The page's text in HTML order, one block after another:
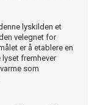
lyskilden et
velegnet for
er å etablere en
fremhever
som